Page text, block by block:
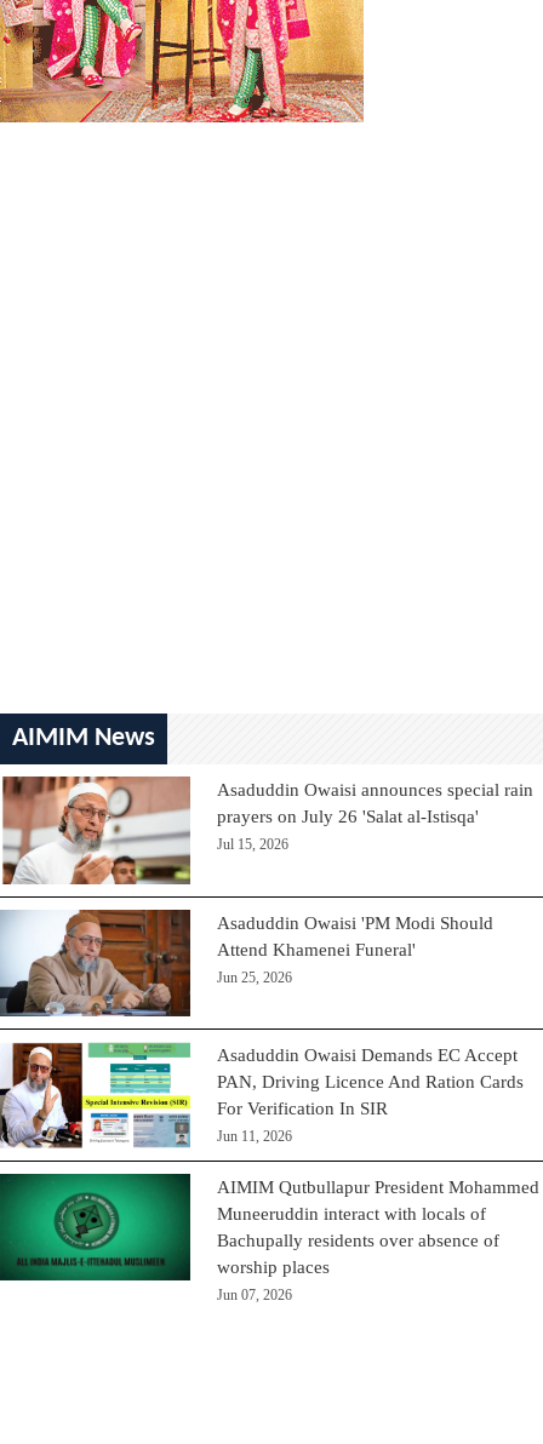
AIMIM News
Asaduddin Owaisi announces special rain
prayers on July 26 'Salat al-Istisqa'
Jul 15, 2026
Asaduddin Owaisi 'PM Modi Should
Attend Khamenei Funeral'
Jun 25, 2026
Asaduddin Owaisi Demands EC Accept
PAN, Driving Licence And Ration Cards
For Verification In SIR
Jun 11, 2026
AIMIM Qutbullapur President Mohammed
Muneeruddin interact with locals of
Bachupally residents over absence of
worship places
Jun 07, 2026